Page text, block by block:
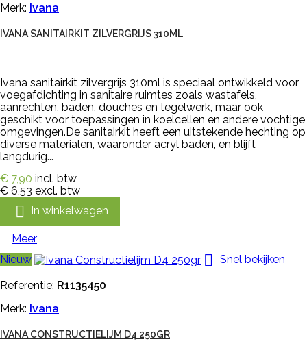
Merk: Ivana
IVANA SANITAIRKIT ZILVERGRIJS 310ML
Ivana sanitairkit zilvergrijs 310ml is speciaal ontwikkeld voor
voegafdichting in sanitaire ruimtes zoals wastafels,
aanrechten, baden, douches en tegelwerk, maar ook
geschikt voor toepassingen in koelcellen en andere vochtige
omgevingen.De sanitairkit heeft een uitstekende hechting op
diverse materialen, waaronder acryl baden, en blijft
langdurig...
€ 7,90 incl. btw
€ 6,53 excl. btw
 In winkelwagen
Meer
Nieuw
 Snel bekijken
Referentie: R1135450
Merk: Ivana
IVANA CONSTRUCTIELIJM D4 250GR